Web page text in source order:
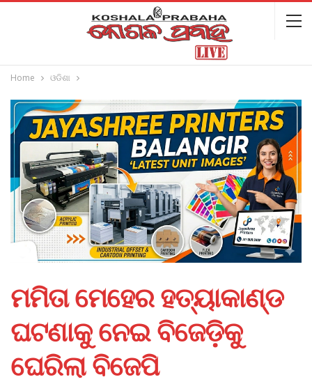
Home ଓଡିଶା
ମମିତା ମେହେର ହତ୍ୟାକାଣ୍ଡ
ଘଟଣାକୁ ନେଇ ବିଜେଡ଼ିକୁ
ଘେରିଲା ବିଜେପି